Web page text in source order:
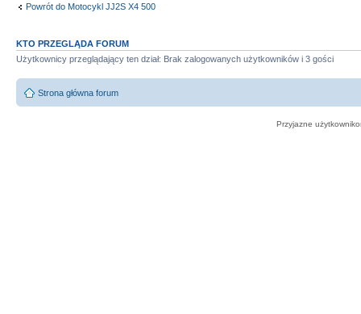
Powrót do Motocykl JJ2S X4 500
KTO PRZEGLĄDA FORUM
Użytkownicy przeglądający ten dział: Brak zalogowanych użytkowników i 3 gości
Strona główna forum
Przyjazne